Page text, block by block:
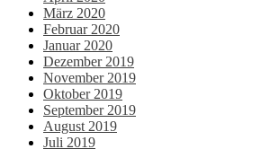
März 2020
Februar 2020
Januar 2020
Dezember 2019
November 2019
Oktober 2019
September 2019
August 2019
Juli 2019